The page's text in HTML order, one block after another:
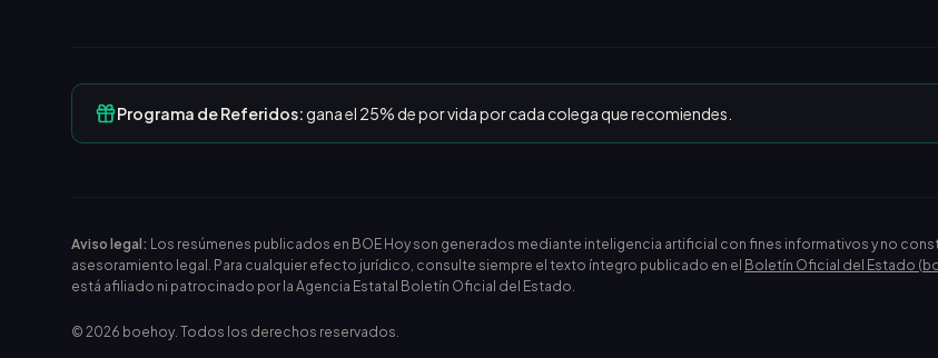
Programa de Referidos:gana el 25% de por vida por cada colega que recomiendes.
Aviso legal: Los resúmenes publicados en BOE Hoy son generados mediante inteligencia artificial con fines informativos y no
asesoramiento legal. Para cualquier efecto jurídico, consulte siempre el texto íntegro publicado en el Boletín Oficial del Estado
está afiliado ni patrocinado por la Agencia Estatal Boletín Oficial del Estado.
© 2026 boehoy. Todos los derechos reservados.